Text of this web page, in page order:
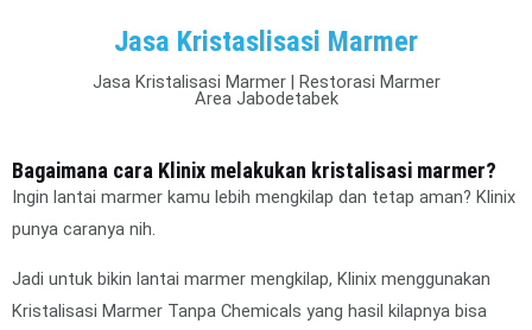
Jasa Kristaslisasi Marmer
Jasa Kristalisasi Marmer | Restorasi Marmer
Area Jabodetabek
Bagaimana cara Klinix melakukan kristalisasi marmer?
Ingin lantai marmer kamu lebih mengkilap dan tetap aman? Klinix
punya caranya nih.
Jadi untuk bikin lantai marmer mengkilap, Klinix menggunakan
Kristalisasi Marmer Tanpa Chemicals yang hasil kilapnya bisa